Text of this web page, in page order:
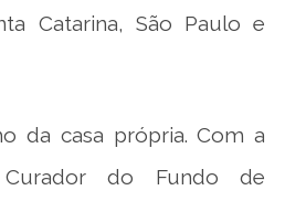
Catarina, São Paulo e
da casa própria. Com a
Curador do Fundo de